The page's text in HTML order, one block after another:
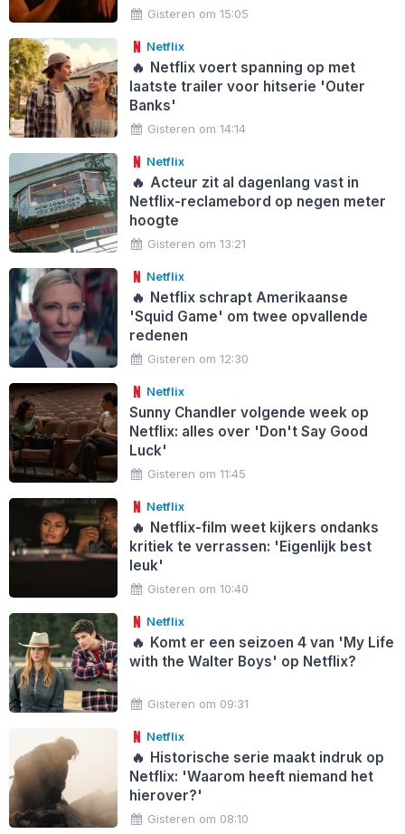
Gisteren om 15:05
Netflix
🔥 Netflix voert spanning op met
laatste trailer voor hitserie 'Outer
Banks'
Gisteren om 14:14
Netflix
🔥 Acteur zit al dagenlang vast in
Netflix-reclamebord op negen meter
hoogte
Gisteren om 13:21
Netflix
🔥 Netflix schrapt Amerikaanse
'Squid Game' om twee opvallende
redenen
Gisteren om 12:30
Netflix
Sunny Chandler volgende week op
Netflix: alles over 'Don't Say Good
Luck'
Gisteren om 11:45
Netflix
🔥 Netflix-film weet kijkers ondanks
kritiek te verrassen: 'Eigenlijk best
leuk'
Gisteren om 10:40
Netflix
🔥 Komt er een seizoen 4 van 'My Life
with the Walter Boys' op Netflix?
Gisteren om 09:31
Netflix
🔥 Historische serie maakt indruk op
Netflix: 'Waarom heeft niemand het
hierover?'
Gisteren om 08:10